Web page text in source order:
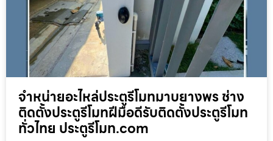
จำหน่ายอะไหล่ประตูรีโมทมาบยางพร ช่าง
ติดตั้งประตูรีโมทฝีมือดีรับติดตั้งประตูรีโมท
ทั่วไทย ประตูรีโมท.com